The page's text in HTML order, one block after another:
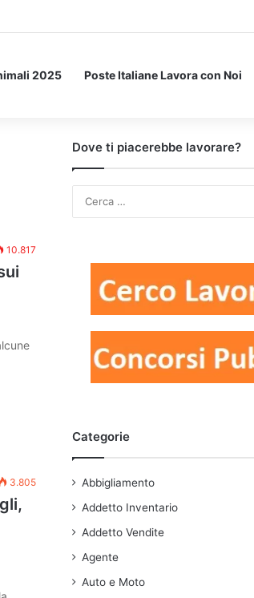
2025 Poste Italiane Lavora con Noi
10.817
3.805
Dove ti piacerebbe lavorare?
Categorie
Abbigliamento
Addetto Inventario
Addetto Vendite
Agente
Auto e Moto